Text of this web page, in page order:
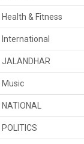
Health & Fitness
International
JALANDHAR
Music
NATIONAL
POLITICS